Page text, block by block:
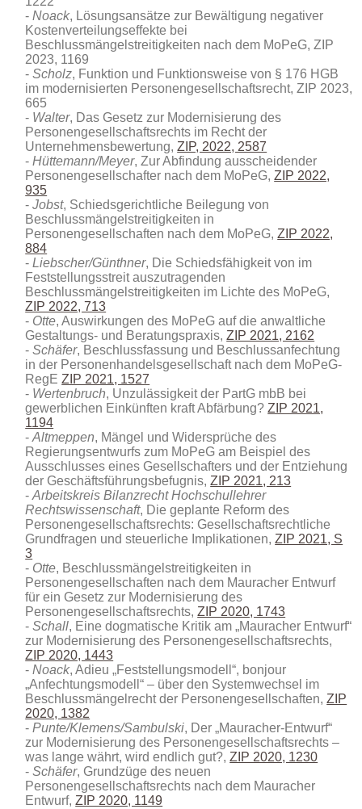
Noack, Lösungsansätze zur Bewältigung negativer
Kostenverteilungseffekte bei
Beschlussmängelstreitigkeiten nach dem MoPeG, ZIP
2023, 1169
Scholz, Funktion und Funktionsweise von § 176 HGB
im modernisierten Personengesellschaftsrecht, ZIP 2023,
665
Walter, Das Gesetz zur Modernisierung des
Personengesellschaftsrechts im Recht der
Unternehmensbewertung,ZIP, 2022, 2587
Hüttemann/Meyer, Zur Abfindung ausscheidender
Personengesellschafter nach dem MoPeG,ZIP 2022,
935
Jobst, Schiedsgerichtliche Beilegung von
Beschlussmängelstreitigkeiten in
Personengesellschaften nach dem MoPeG,ZIP 2022,
884
Liebscher/Günthner, Die Schiedsfähigkeit von im
Feststellungsstreit auszutragenden
Beschlussmängelstreitigkeiten im Lichte des MoPeG,
ZIP 2022, 713
Otte, Auswirkungen des MoPeG auf die anwaltliche
Gestaltungs- und Beratungspraxis,ZIP 2021, 2162
Schäfer, Beschlussfassung und Beschlussanfechtung
in der Personenhandelsgesellschaft nach dem MoPeG-
RegEZIP 2021, 1527
Wertenbruch, Unzulässigkeit der PartG mbB bei
gewerblichen Einkünften kraft Abfärbung?ZIP 2021,
1194
Altmeppen, Mängel und Widersprüche des
Regierungsentwurfs zum MoPeG am Beispiel des
Ausschlusses eines Gesellschafters und der Entziehung
der Geschäftsführungsbefugnis,ZIP 2021, 213
Arbeitskreis Bilanzrecht Hochschullehrer
Rechtswissenschaft, Die geplante Reform des
Personengesellschaftsrechts: Gesellschaftsrechtliche
Grundfragen und steuerliche Implikationen,ZIP 2021, S
3
Otte, Beschlussmängelstreitigkeiten in
Personengesellschaften nach dem Mauracher Entwurf
für ein Gesetz zur Modernisierung des
Personengesellschaftsrechts,ZIP 2020, 1743
Schall, Eine dogmatische Kritik am „Mauracher Entwurf“
zur Modernisierung des Personengesellschaftsrechts,
ZIP 2020, 1443
Noack, Adieu „Feststellungsmodell“, bonjour
„Anfechtungsmodell“ – über den Systemwechsel im
Beschlussmängelrecht der Personengesellschaften,ZIP
2020, 1382
Punte/Klemens/Sambulski, Der „Mauracher-Entwurf“
zur Modernisierung des Personengesellschaftsrechts –
was lange währt, wird endlich gut?,ZIP 2020, 1230
Schäfer, Grundzüge des neuen
Personengesellschaftsrechts nach dem Mauracher
Entwurf,ZIP 2020, 1149